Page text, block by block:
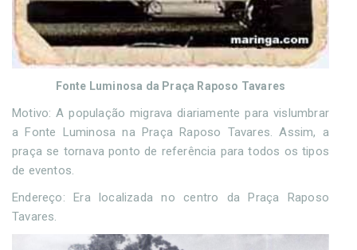
Fonte Luminosa da Praça Raposo Tavares
Motivo: A população migrava diariamente para vislumbrar
a Fonte Luminosa na Praça Raposo Tavares. Assim, a
praça se tornava ponto de referência para todos os tipos
de eventos.
Endereço: Era localizada no centro da Praça Raposo
Tavares.